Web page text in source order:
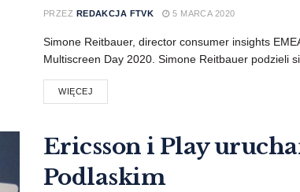
PRZEZ REDAKCJA FTVK 5 MARCA 2020
Simone Reitbauer, director consumer insights
Multiscreen Day 2020. Simone Reitbauer podzieli
WIĘCEJ
Ericsson i Play
Podlaskim